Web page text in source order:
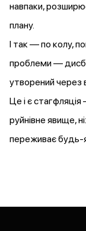
навпаки,
плану.
І так — по колу,
проблеми —
утворений через
Це і є
руйнівне явище,
переживає будь-